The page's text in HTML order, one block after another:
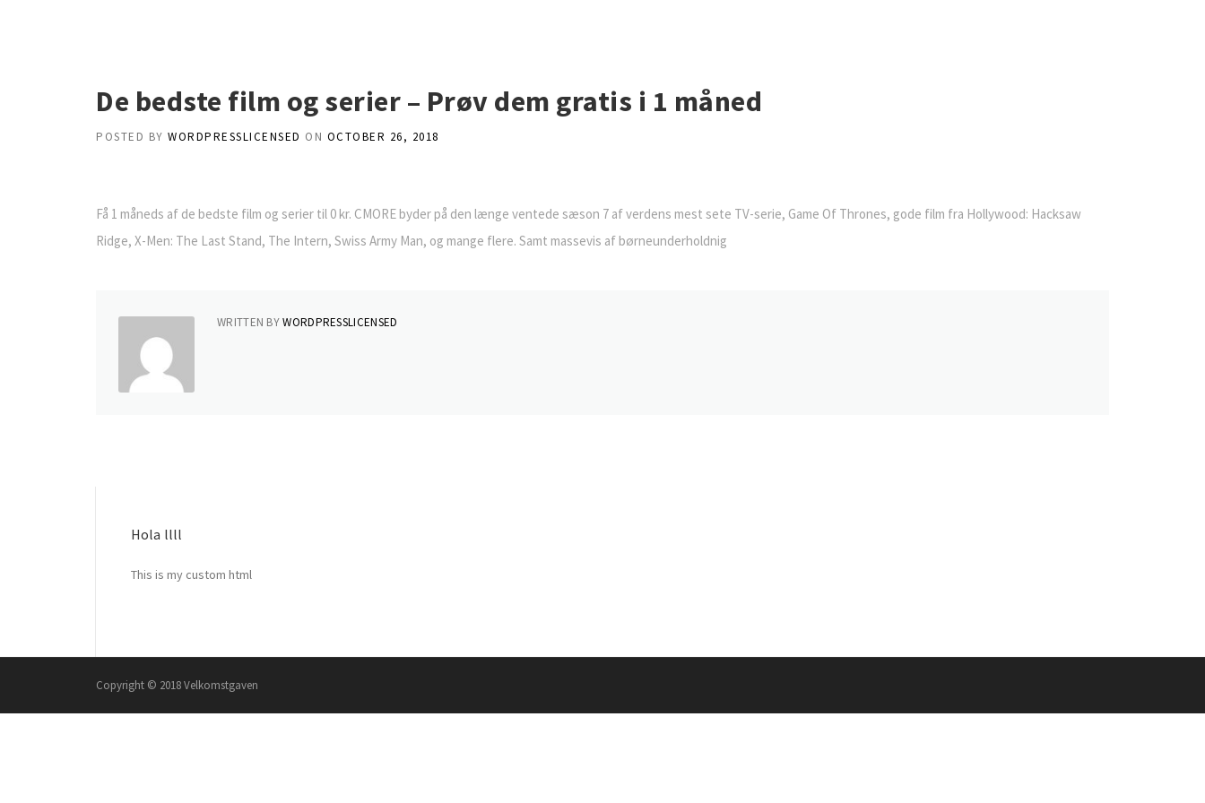
De bedste film og serier – Prøv dem gratis i 1 måned
POSTED BY WORDPRESSLICENSED ON OCTOBER 26, 2018
Få 1 måneds af de bedste film og serier til 0 kr. CMORE byder på den længe ventede sæson 7 af verdens mest sete TV-serie, Game Of Thrones, gode film fra Hollywood: Hacksaw
Ridge, X-Men: The Last Stand, The Intern, Swiss Army Man, og mange flere. Samt massevis af børneunderholdnig
WRITTEN BYWORDPRESSLICENSED
Hola llll
This is my custom html
Copyright © 2018 Velkomstgaven